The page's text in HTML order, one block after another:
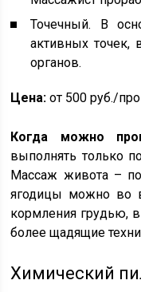
Точечный. В
активных точек,
органов.
Цена: от 500 руб./
Когда можно
выполнять только
Массаж живота –
ягодицы можно во
кормления грудью,
более щадящие
Химический